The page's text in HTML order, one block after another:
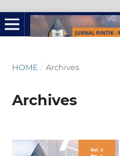
HOME / Archives
Archives